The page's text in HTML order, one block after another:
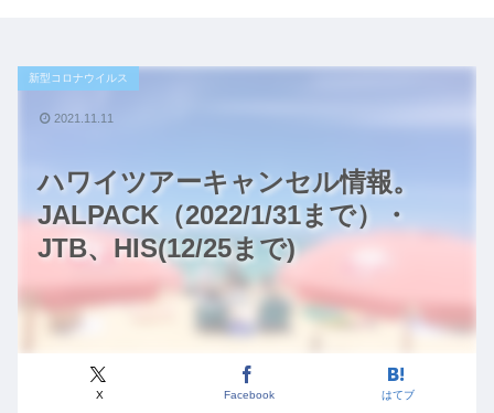
ハワイツアーキャンセル情報。
JALPACK（2022/1/31まで）・
JTB、HIS(12/25まで)
新型コロナウイルス
X Facebook はてブ
2021.11.11